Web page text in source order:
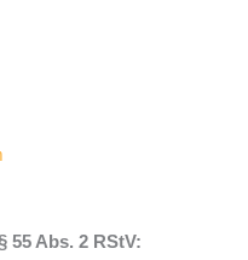
55 Abs. 2 RStV: